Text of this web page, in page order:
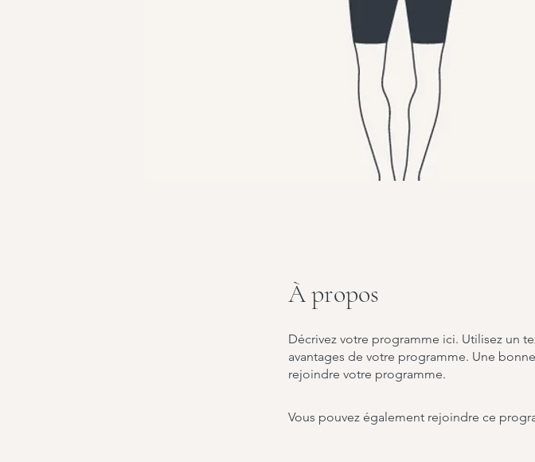
À propos
Décrivez votre programme ici. Utilisez un
avantages de votre programme. Une
rejoindre votre programme.
Vous pouvez également rejoindre ce